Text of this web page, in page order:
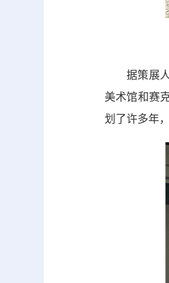
据策展人
美术馆和赛
划了许多年